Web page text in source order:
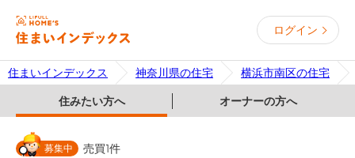
ログイン
住まいインデックス 神奈川県の住宅 横浜市南区の住宅
住みたい方へ オーナーの方へ
募集中 売買1件